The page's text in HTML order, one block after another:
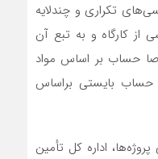
تکراری و چندلایه
از کارگاه و به تبع آن
حساب بر اساس مواد
حساب بایستی براساس
اداره کل تأمین